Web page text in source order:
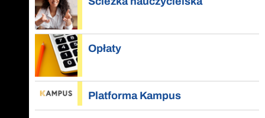
Opłaty
Platforma Kampus